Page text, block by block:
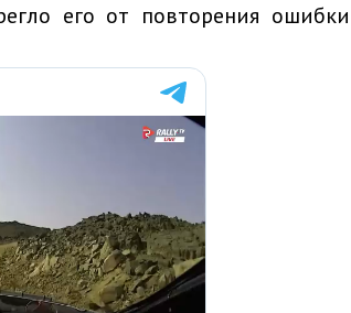
его от повторения ошибки